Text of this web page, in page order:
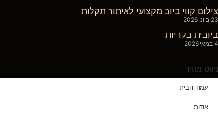
צילום קווי ביוב מקצועי לאיתור תקלות
23 ביוני 2026
ביובית בקריות
4 במאי 2026
ניווט מהיר
עמוד הבית
אודות